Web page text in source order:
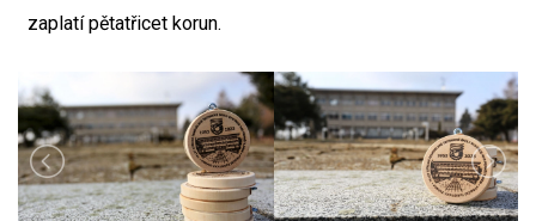
zaplatí pětatřicet korun.